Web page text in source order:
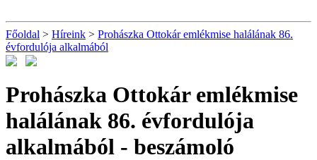
Főoldal > Híreink > Prohászka Ottokár emlékmise halálának 86.
évfordulója alkalmából
Prohászka Ottokár emlékmise
halálának 86. évfordulója
alkalmából - beszámoló